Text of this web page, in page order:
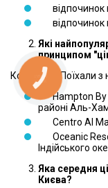
відпочинок
відпочинок
Які
принципом
Компанія «Поїхали з
Hampton By
районі Аль-
Centro Al
Oceanic
Індійського
Яка середня
Києва?